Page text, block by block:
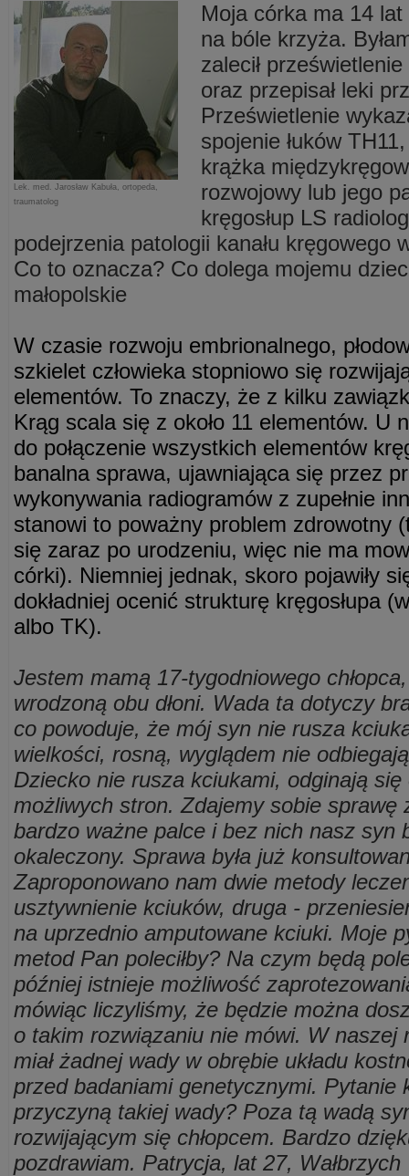
Lek. med. Jarosław Kabuła, ortopeda,
traumatolog
Moja córka ma 14 lat
na bóle krzyża.
zalecił
oraz przepisał leki
Prześwietlenie
spojenie łuków
krążka
rozwojowy lub jego
kręgosłup LS
podejrzenia patologii kanału kręgowego
Co to oznacza? Co dolega mojemu
małopolskie
W czasie rozwoju embrionalnego,
szkielet człowieka stopniowo się
elementów. To znaczy, że z kilku
Krąg scala się z około 11 elementów. U
do połączenie wszystkich elementów
banalna sprawa, ujawniająca się przez
wykonywania radiogramów z zupełnie
stanowi to poważny problem zdrowotny
się zaraz po urodzeniu, więc nie ma
córki). Niemniej jednak, skoro pojawiły
dokładniej ocenić strukturę kręgosłupa
albo TK).
Jestem mamą 17-tygodniowego
wrodzoną obu dłoni. Wada ta dotyczy
co powoduje, że mój syn nie rusza
wielkości, rosną, wyglądem nie
Dziecko nie rusza kciukami, odginają
możliwych stron. Zdajemy sobie sprawę
bardzo ważne palce i bez nich nasz syn
okaleczony. Sprawa była już
Zaproponowano nam dwie metody
usztywnienie kciuków, druga -
na uprzednio amputowane kciuki. Moje
metod Pan poleciłby? Na czym będą
później istnieje możliwość
mówiąc liczyliśmy, że będzie można
o takim rozwiązaniu nie mówi. W naszej
miał żadnej wady w obrębie układu
przed badaniami genetycznymi. Pytanie
przyczyną takiej wady? Poza tą wadą
rozwijającym się chłopcem. Bardzo
pozdrawiam. Patrycja, lat 27, Wałbrzych